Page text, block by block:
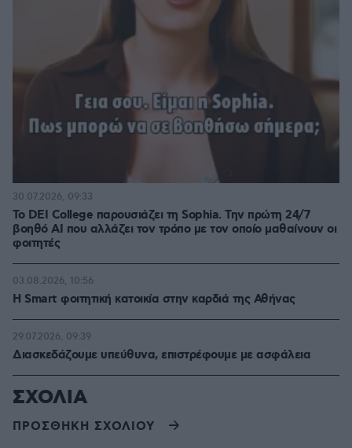
Το DEI College παρουσιάζει τη Sophia. Την πρώτη 24/7
βοηθό AI που αλλάζει τον τρόπο με τον οποίο μαθαίνουν οι
φοιτητές
30.07.2026, 09:33
Η Smart φοιτητική κατοικία στην καρδιά της Αθήνας
03.08.2026, 10:56
Διασκεδάζουμε υπεύθυνα, επιστρέφουμε με ασφάλεια
29.07.2026, 09:39
ΣΧΟΛΙΑ
ΠΡΟΣΘΗΚΗ ΣΧΟΛΙΟΥ